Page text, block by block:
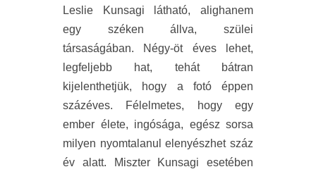
Leslie Kunsagi látható, alighanem
egy széken állva, szülei
társaságában. Négy-öt éves lehet,
legfeljebb hat, tehát bátran
kijelenthetjük, hogy a fotó éppen
százéves. Félelmetes, hogy egy
ember élete, ingósága, egész sorsa
milyen nyomtalanul elenyészhet száz
év alatt. Miszter Kunsagi esetében